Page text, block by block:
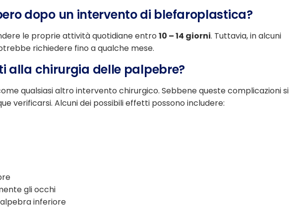
dopo un intervento di blefaroplastica?
le proprie attività quotidiane entro10 – 14 giorni. Tuttavia, in alcuni
richiedere fino a qualche mese.
alla chirurgia delle palpebre?
qualsiasi altro intervento chirurgico. Sebbene queste complicazioni si
verificarsi. Alcuni dei possibili effetti possono includere:
gli occhi
inferiore